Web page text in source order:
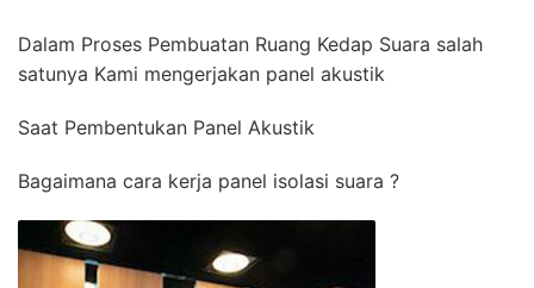
Dalam Proses Pembuatan Ruang Kedap Suara salah
satunya Kami mengerjakan panel akustik
Saat Pembentukan Panel Akustik
Bagaimana cara kerja panel isolasi suara ?